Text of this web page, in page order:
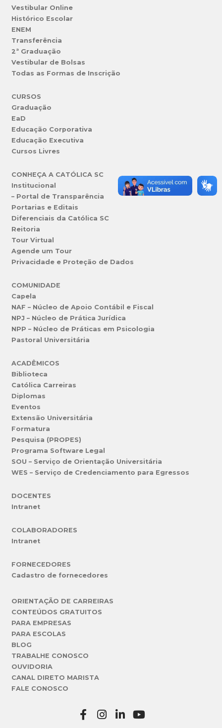
Vestibular Online
Histórico Escolar
ENEM
Transferência
2ª Graduação
Vestibular de Bolsas
Todas as Formas de Inscrição
CURSOS
Graduação
EaD
Educação Corporativa
Educação Executiva
Cursos Livres
CONHEÇA A CATÓLICA SC
Institucional
– Portal de Transparência
Portarias e Editais
Diferenciais da Católica SC
Reitoria
Tour Virtual
Agende um Tour
Privacidade e Proteção de Dados
COMUNIDADE
Capela
NAF – Núcleo de Apoio Contábil e Fiscal
NPJ – Núcleo de Prática Jurídica
NPP – Núcleo de Práticas em Psicologia
Pastoral Universitária
ACADÊMICOS
Biblioteca
Católica Carreiras
Diplomas
Eventos
Extensão Universitária
Formatura
Pesquisa (PROPES)
Programa Software Legal
SOU – Serviço de Orientação Universitária
WES – Serviço de Credenciamento para Egressos
DOCENTES
Intranet
COLABORADORES
Intranet
FORNECEDORES
Cadastro de fornecedores
ORIENTAÇÃO DE CARREIRAS
CONTEÚDOS GRATUITOS
PARA EMPRESAS
PARA ESCOLAS
BLOG
TRABALHE CONOSCO
OUVIDORIA
CANAL DIRETO MARISTA
FALE CONOSCO